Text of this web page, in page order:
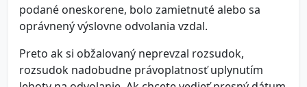
podané oneskorene, bolo zamietnuté alebo sa
oprávnený výslovne odvolania vzdal.
Preto ak si obžalovaný neprevzal rozsudok,
rozsudok nadobudne právoplatnosť uplynutím